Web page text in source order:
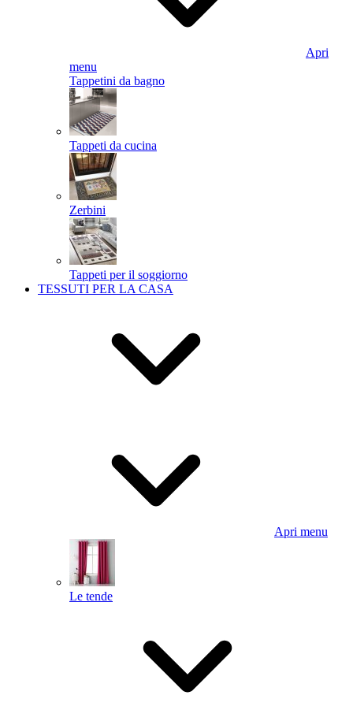
Apri
menu
Tappetini da bagno
Tappeti da cucina
Zerbini
Tappeti per il soggiorno
TESSUTI PER LA CASA
Apri menu
Le tende